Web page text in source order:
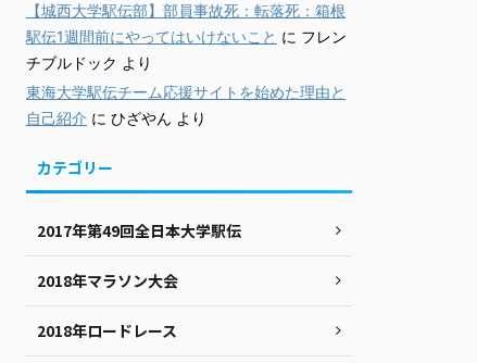
【城西大学駅伝部】部員事故死：転落死：箱根
駅伝1週間前にやってはいけないこと に フレン
チブルドック より
東海大学駅伝チーム応援サイトを始めた理由と
自己紹介 に ひざやん より
カテゴリー
2017年第49回全日本大学駅伝
2018年マラソン大会
2018年ロードレース